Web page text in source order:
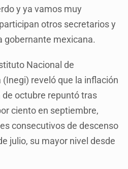
y ya vamos muy
otros secretarios y
gobernante mexicana.
Nacional de
reveló que la inflación
octubre repuntó tras
ciento en septiembre,
consecutivos de descenso
julio, su mayor nivel desde